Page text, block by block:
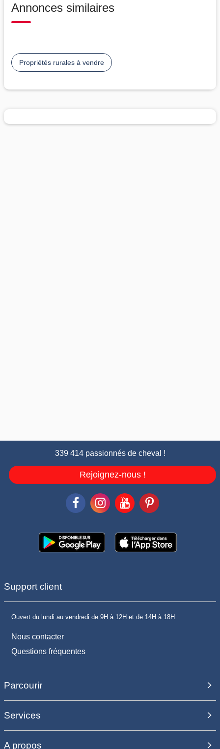
Annonces similaires
Propriétés rurales à vendre
339 414 passionnés de cheval !
Rejoignez-nous !
Support client
Ouvert du lundi au vendredi de 9H à 12H et de 14H à 18H
Nous contacter
Questions fréquentes
Parcourir
Services
A propos